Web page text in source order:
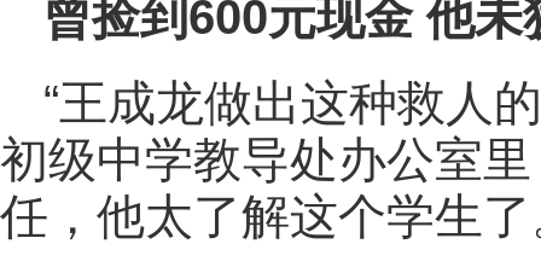
曾捡到600元现金 他
“王成龙做出这种救人
初级中学教导处办公室
任，他太了解这个学生